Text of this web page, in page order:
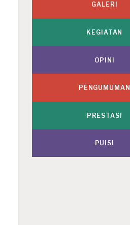
GALERI
KEGIATAN
OPINI
PENGUMUMAN
PRESTASI
PUISI